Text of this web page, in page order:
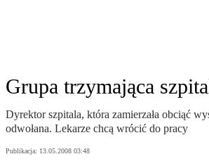
Grupa trzymająca
Dyrektor szpitala, która zamierzała obciąć
odwołana. Lekarze chcą wrócić do pracy
Publikacja: 13.05.2008 03:48